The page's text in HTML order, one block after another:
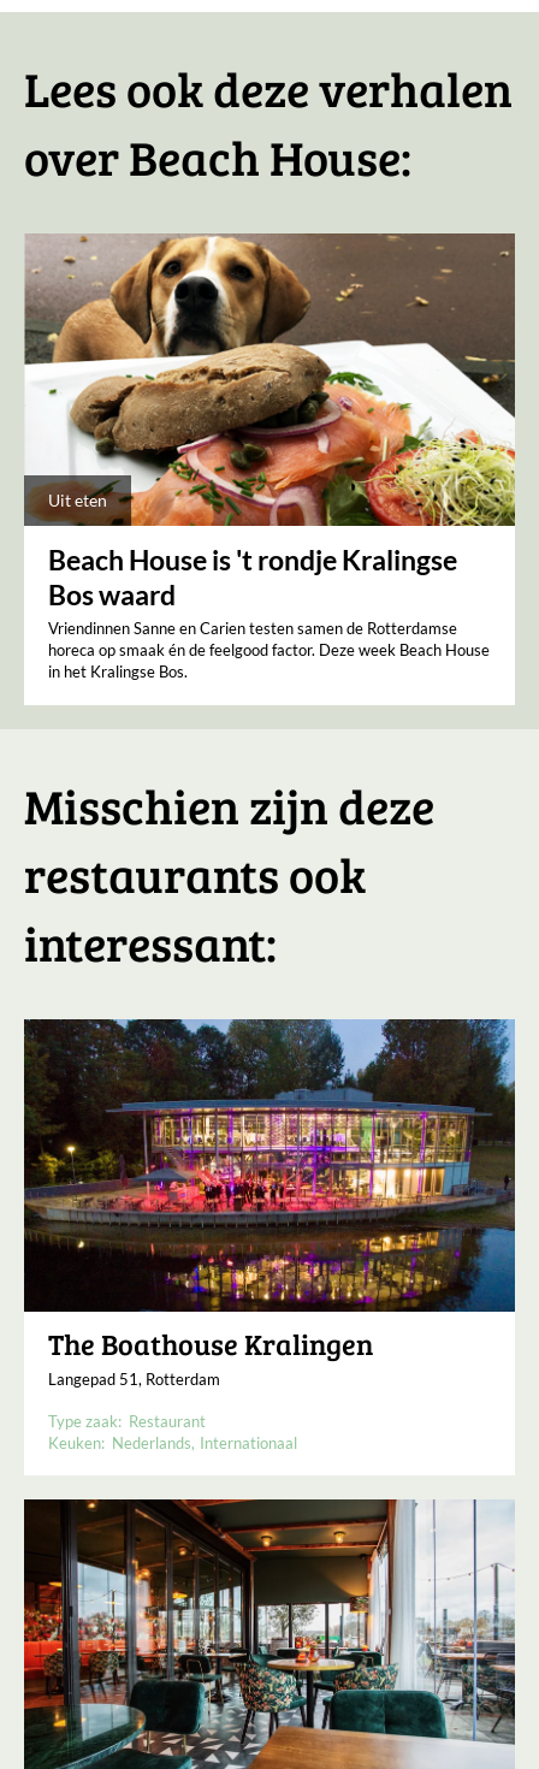
Lees ook deze verhalen
over Beach House:
Uit eten
Beach House is 't rondje Kralingse
Bos waard
Vriendinnen Sanne en Carien testen samen de Rotterdamse
horeca op smaak én de feelgood factor. Deze week Beach House
in het Kralingse Bos.
Misschien zijn deze
restaurants ook
interessant:
The Boathouse Kralingen
Langepad 51, Rotterdam
Type zaak: Restaurant
Keuken: Nederlands Internationaal